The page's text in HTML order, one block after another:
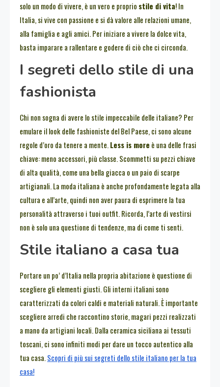
solo un modo di vivere, è un vero e proprio stile di vita! In
Italia, si vive con passione e si dà valore alle relazioni umane,
alla famiglia e agli amici. Per iniziare a vivere la dolce vita,
basta imparare a rallentare e godere di ciò che ci circonda.
I segreti dello stile di una
fashionista
Chi non sogna di avere lo stile impeccabile delle italiane? Per
emulare il look delle fashioniste del Bel Paese, ci sono alcune
regole d’oro da tenere a mente.Less is more è una delle frasi
chiave: meno accessori, più classe. Scommetti su pezzi chiave
di alta qualità, come una bella giacca o un paio di scarpe
artigianali. La moda italiana è anche profondamente legata alla
cultura e all’arte, quindi non aver paura di esprimere la tua
personalità attraverso i tuoi outfit. Ricorda, l’arte di vestirsi
non è solo una questione di tendenze, ma di come ti senti.
Stile italiano a casa tua
Portare un po’ d’Italia nella propria abitazione è questione di
scegliere gli elementi giusti. Gli interni italiani sono
caratterizzati da colori caldi e materiali naturali. È importante
scegliere arredi che raccontino storie, magari pezzi realizzati
a mano da artigiani locali. Dalla ceramica siciliana ai tessuti
toscani, ci sono infiniti modi per dare un tocco autentico alla
tua casa.Scopri di più sui segreti dello stile italiano per la tua
casa!